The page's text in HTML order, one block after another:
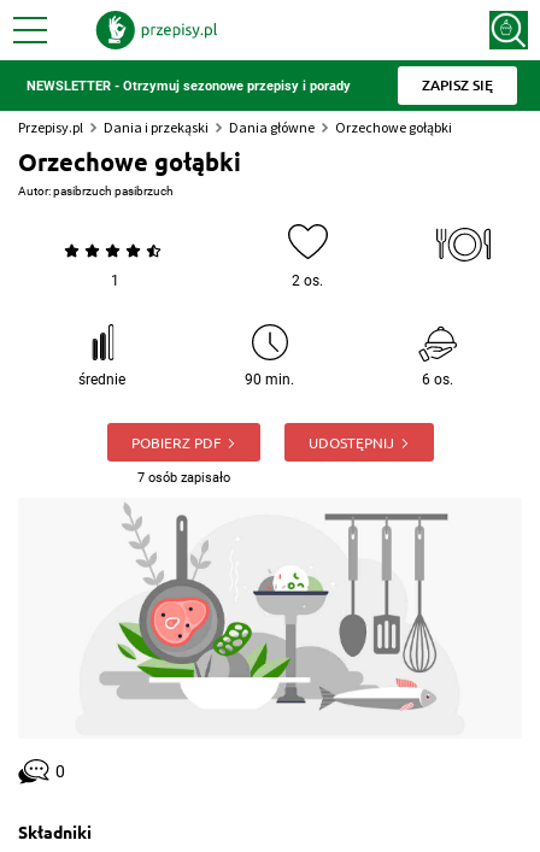
NEWSLETTER - Otrzymuj sezonowe przepisy i porady ZAPISZ SIĘ
Przepisy.pl Dania i przekąski Dania główne Orzechowe gołąbki
Orzechowe gołąbki
Autor:pasibrzuch pasibrzuch
1 2 os.
średnie 90 min. 6 os.
POBIERZ PDF
7 osób zapisało
UDOSTĘPNIJ
0
Składniki